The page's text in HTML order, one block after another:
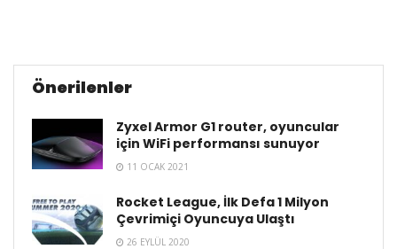
Önerilenler
Zyxel Armor G1 router, oyuncular
için WiFi performansı sunuyor
11 OCAK 2021
Rocket League, İlk Defa 1 Milyon
Çevrimiçi Oyuncuya Ulaştı
26 EYLÜL 2020